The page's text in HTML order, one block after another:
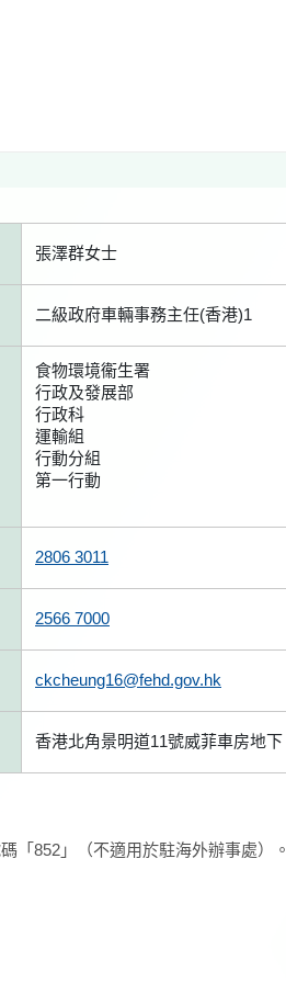
張澤群女士
二級政府車輛事務主任(香港)1
食物環境衞生署
行政及發展部
行政科
運輸組
行動分組
第一行動
2806 3011
2566 7000
ckcheung16@fehd.gov.hk
香港北角景明道11號威菲車房地下
「852」（不適用於駐海外辦事處）。